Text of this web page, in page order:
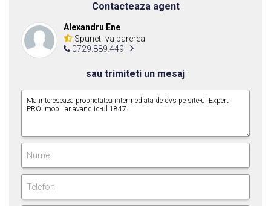
Contacteaza agent
Alexandru Ene
Spuneti-va parerea
0729.889.449
sau trimiteti un mesaj